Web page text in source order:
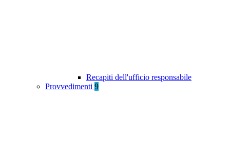
Recapiti dell'ufficio responsabile
Provvedimenti 9